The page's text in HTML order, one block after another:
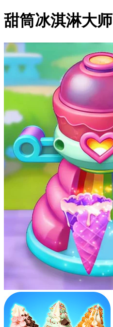
甜筒冰淇淋大师